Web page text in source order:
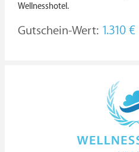
Wellnesshotel.
Gutschein-Wert: 1.310 €